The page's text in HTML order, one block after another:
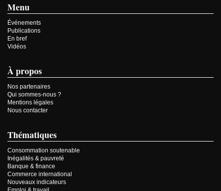
Menu
Événements
Publications
En bref
Vidéos
À propos
Nos partenaires
Qui sommes-nous ?
Mentions légales
Nous contacter
Thématiques
Consommation soutenable
Inégalités & pauvreté
Banque & finance
Commerce international
Nouveaux indicateurs